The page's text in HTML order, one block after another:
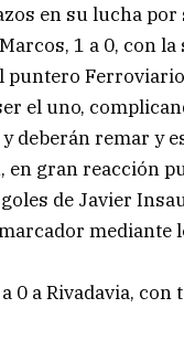
en su lucha
1 a 0, con
puntero
el uno,
deberán remar y
gran reacción
de Javier
mediante
0 a Rivadavia,